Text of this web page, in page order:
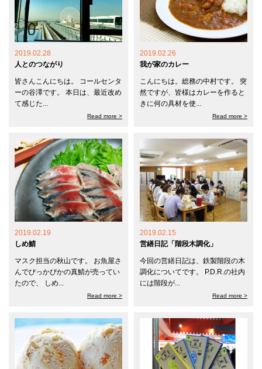
2019.02.28
人とのつながり
皆さんこんにちは。 コールセンタ
ーの谷澤です。 本日は、最近改め
て感じた...
Read more >
2019.02.26
我が家のカレー
こんにちは。総務の中村です。 突
然ですが、皆様はカレーを作ると
きに何の具材を使...
Read more >
2019.02.19
しめ鯖
マスク担当の秋山です。 お魚屋さ
んでぴっかぴかの真鯖が売ってい
たので、 しめ...
Read more >
2019.02.15
営繕日記「階段木調化」
今回の営繕日記は、鉄製階段の木
調化についてです。 P.D.R.の社内
には階段が...
Read more >